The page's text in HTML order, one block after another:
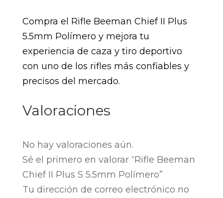
Compra el Rifle Beeman Chief II Plus
5.5mm Polímero y mejora tu
experiencia de caza y tiro deportivo
con uno de los rifles más confiables y
precisos del mercado.
Valoraciones
No hay valoraciones aún.
Sé el primero en valorar “Rifle Beeman
Chief II Plus S 5.5mm Polímero”
Tu dirección de correo electrónico no